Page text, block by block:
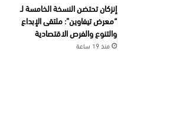
إنزكان تحتضن النسخة الخامسة لـ
“معرض تيفاوين”: ملتقى الإبداع
والتنوع والفرص الاقتصادية
منذ 19 ساعة